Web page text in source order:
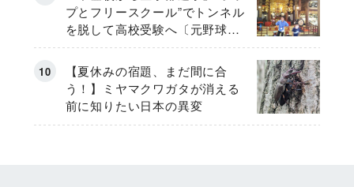
プとフリースクール”でトンネル
を脱して高校受験へ〔元野球少
年の実話〕
【夏休みの宿題、まだ間に合
う！】ミヤマクワガタが消える
前に知りたい日本の異変